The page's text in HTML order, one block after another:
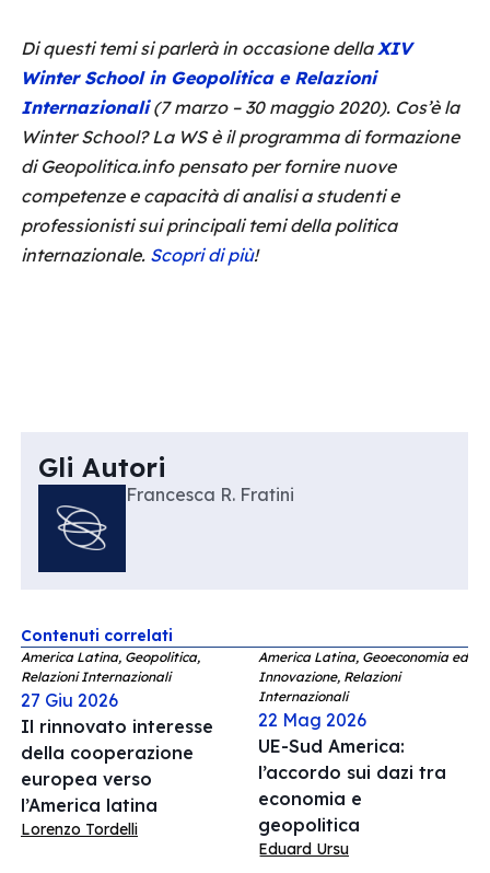
Di questi temi si parlerà in occasione dellaXIV
Winter School in Geopolitica e Relazioni
Internazionali(7 marzo – 30 maggio 2020). Cos’è la
Winter School? La WS è il programma di formazione
di Geopolitica.info pensato per fornire nuove
competenze e capacità di analisi a studenti e
professionisti sui principali temi della politica
internazionale. Scopri di più!
Gli Autori
Francesca R. Fratini
Contenuti correlati
America Latina, Geopolitica,
Relazioni Internazionali
27 Giu 2026
Il rinnovato interesse
della cooperazione
europea verso
l’America latina
Lorenzo Tordelli
America Latina, Geoeconomia ed
Innovazione, Relazioni
Internazionali
22 Mag 2026
UE-Sud America:
l’accordo sui dazi tra
economia e
geopolitica
Eduard Ursu